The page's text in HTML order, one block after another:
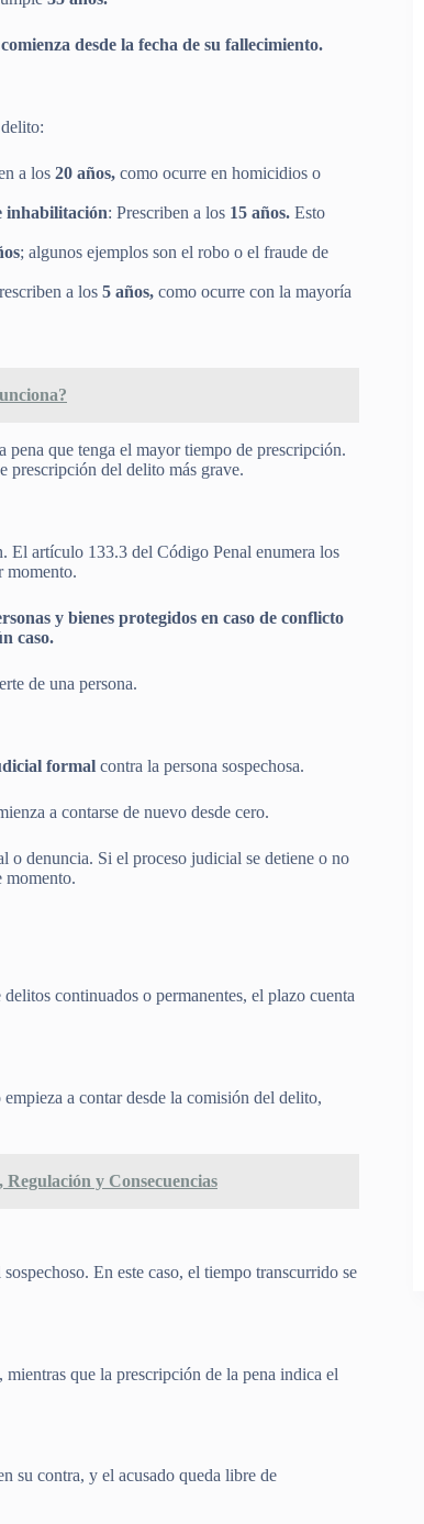
desde la fecha de su fallecimiento.
a los 20 años, como ocurre en homicidios o
inhabilitación: Prescriben a los 15 años. Esto
; algunos ejemplos son el robo o el fraude de
a los 5 años, como ocurre con la mayoría
pena que tenga el mayor tiempo de prescripción.
prescripción del delito más grave​.
El artículo 133.3 del Código Penal enumera los
momento.
y bienes protegidos en caso de conflicto
caso.
de una persona.
formal contra la persona sospechosa.
a contarse de nuevo desde cero.
o denuncia. Si el proceso judicial se detiene o no
momento​.
continuados o permanentes, el plazo cuenta
a contar desde la comisión del delito,
y Consecuencias
En este caso, el tiempo transcurrido se
que la prescripción de la pena indica el
su contra, y el acusado queda libre de